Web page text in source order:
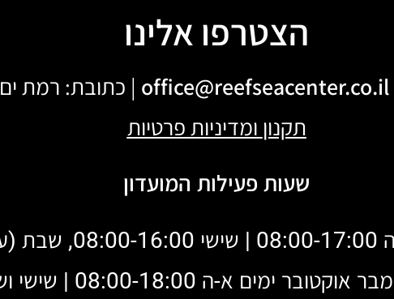
הצטרפו אלינו
office@reefseacenter.co.il | כתובת: רמת ים 122 דן אכדיה הרצליה |
תקנון ומדיניות פרטיות
שעות פעילות המועדון
ה 08:00-18:00 | שישי ושבת 08:00-16:00